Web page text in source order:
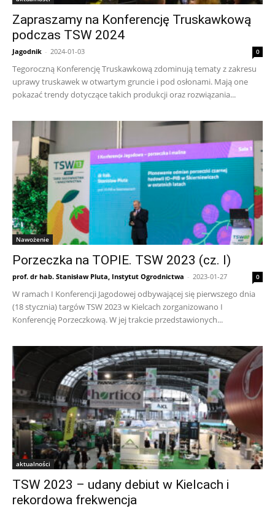
Zapraszamy na Konferencję Truskawkową
podczas TSW 2024
Jagodnik - 2024-01-03 0
Tegoroczną Konferencję Truskawkową zdominują tematy z zakresu
uprawy truskawek w otwartym gruncie i pod osłonami. Mają one
pokazać trendy dotyczące takich produkcji oraz rozwiązania...
Nawożenie
Porzeczka na TOPIE. TSW 2023 (cz. I)
prof. dr hab. Stanisław Pluta, Instytut Ogrodnictwa - 2023-01-27 0
W ramach I Konferencji Jagodowej odbywającej się pierwszego dnia
(18 stycznia) targów TSW 2023 w Kielcach zorganizowano I
Konferencję Porzeczkową. W jej trakcie przedstawionych...
aktualności
TSW 2023 – udany debiut w Kielcach i
rekordowa frekwencja